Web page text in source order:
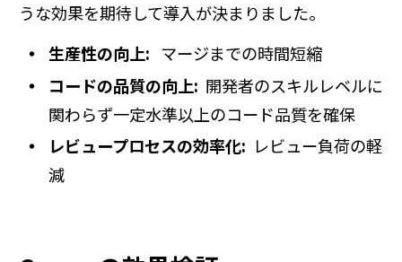
うな効果を期待して導入が決まりました。
生産性の向上: マージまでの時間短縮
コードの品質の向上: 開発者のスキルレベルに
関わらず一定水準以上のコード品質を確保
レビュープロセスの効率化: レビュー負荷の軽
減